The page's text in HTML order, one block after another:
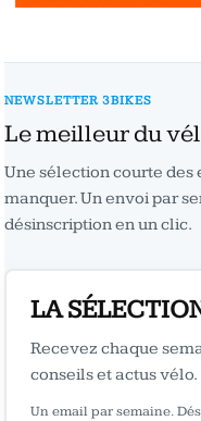
NEWSLETTER 3BIKES
Le meilleur du
Une sélection courte des
manquer. Un envoi par
désinscription en un clic.
LA
Recevez chaque
conseils et actus
Un email par semaine.